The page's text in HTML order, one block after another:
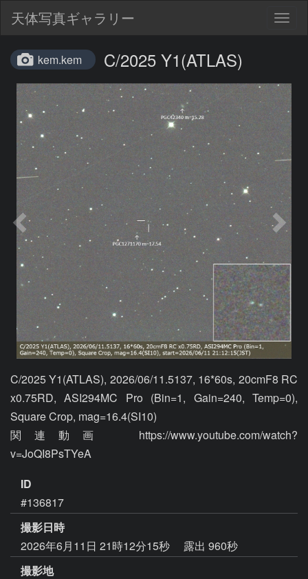
天体写真ギャラリー
kem.kem C/2025 Y1(ATLAS)
C/2025 Y1(ATLAS), 2026/06/11.5137, 16*60s, 20cmF8 RC
x0.75RD, ASI294MC Pro (Bin=1, Gain=240, Temp=0),
Square Crop, mag=16.4(SI10)
関連動画  https://www.youtube.com/watch?
v=JoQI8PsTYeA
ID
#136817
撮影日時
2026年6月11日 21時12分15秒
露出 960秒
撮影地